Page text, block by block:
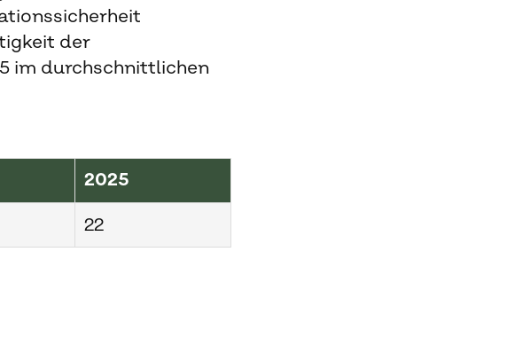
der
im durchschnittlichen
2025
22